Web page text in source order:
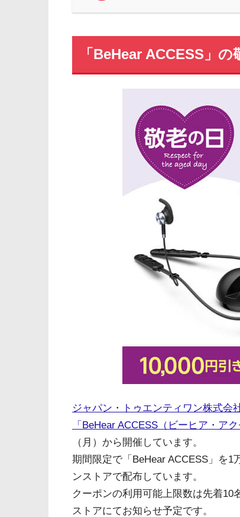
「BeHear ACCESS」
ジャパン・トゥエンティワン株式会
「BeHear ACCESS（ビーヒア・アク
（月）から開催しています。
期間限定で「BeHear ACCESS」を
ンストアで配布しています。
クーポンの利用可能上限数は先着10
ストアにてお知らせ予定です。